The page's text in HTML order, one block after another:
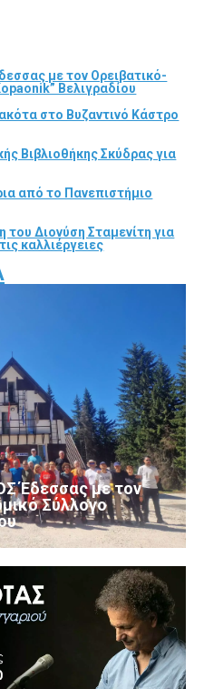
με τον Ορειβατικό-
Βελιγραδίου
στο Βυζαντινό Κάστρο
Βιβλιοθήκης Σκύδρας για
από το Πανεπιστήμιο
του Διονύση Σταμενίτη για
καλλιέργειες
Έδεσσας με τον
Σύλλογο